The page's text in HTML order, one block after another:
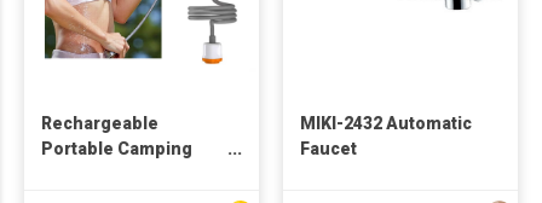
Rechargeable
Portable Camping
MIKI-2432 Automatic
Faucet